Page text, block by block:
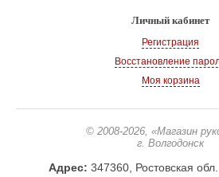
Личный кабинет
Регистрация
Восстановление
Моя корзина
© 2008-2026, «Магазин
г. Волгодонск
Адрес: 347360, Ростовская